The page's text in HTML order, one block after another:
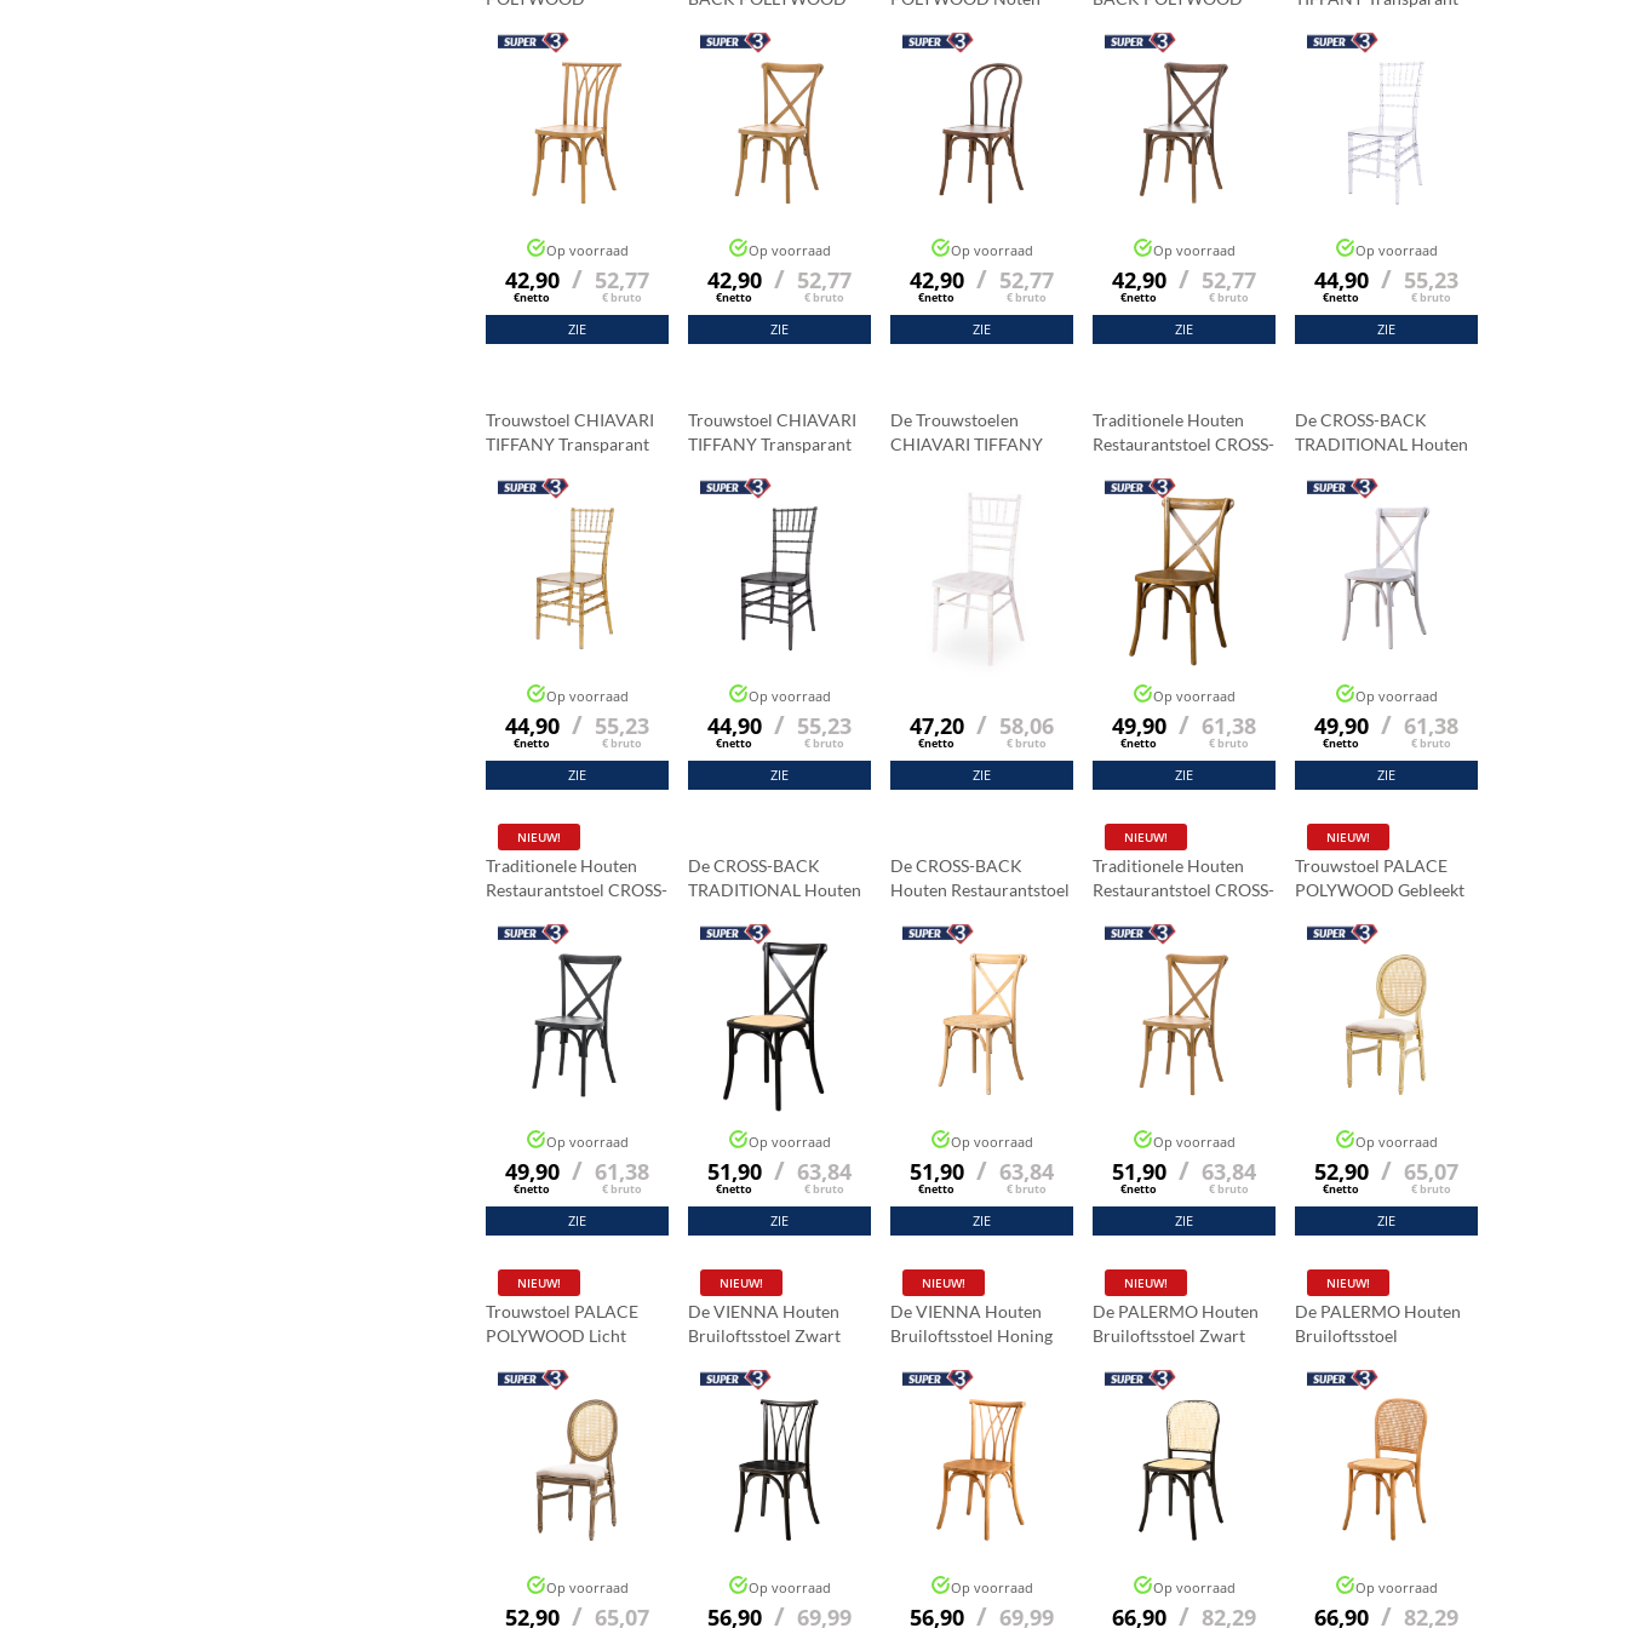
Op voorraad
42,90
€netto
/ 52,77
€ bruto
ZIE
Op voorraad
42,90
€netto
/ 52,77
€ bruto
ZIE
Op voorraad
42,90
€netto
/ 52,77
€ bruto
ZIE
Op voorraad
42,90
€netto
/ 52,77
€ bruto
ZIE
Op voorraad
44,90
€netto
/ 55,23
€ bruto
ZIE
Trouwstoel CHIAVARI
TIFFANY Transparant
Op voorraad
44,90
€netto
/ 55,23
€ bruto
ZIE
Trouwstoel CHIAVARI
TIFFANY Transparant
Op voorraad
44,90
€netto
/ 55,23
€ bruto
ZIE
De Trouwstoelen
CHIAVARI TIFFANY
47,20
€netto
/ 58,06
€ bruto
ZIE
Traditionele Houten
Restaurantstoel CROSS-
Op voorraad
49,90
€netto
/ 61,38
€ bruto
ZIE
De CROSS-BACK
TRADITIONAL Houten
Verouderd Wit
Op voorraad
49,90
€netto
/ 61,38
€ bruto
ZIE
Traditionele Houten
Restaurantstoel CROSS-
NIEUW!
Op voorraad
49,90
€netto
/ 61,38
€ bruto
ZIE
De CROSS-BACK
TRADITIONAL Houten
Op voorraad
51,90
€netto
/ 63,84
€ bruto
ZIE
De CROSS-BACK
Houten Restaurantstoel
Op voorraad
51,90
€netto
/ 63,84
€ bruto
ZIE
Traditionele Houten
Restaurantstoel CROSS-
Rustiek
NIEUW!
Op voorraad
51,90
€netto
/ 63,84
€ bruto
ZIE
Trouwstoel PALACE
POLYWOOD Gebleekt
NIEUW!
Op voorraad
52,90
€netto
/ 65,07
€ bruto
ZIE
Trouwstoel PALACE
POLYWOOD Licht
NIEUW!
Op voorraad
52,90 / 65,07
De VIENNA Houten
Bruiloftsstoel Zwart
NIEUW!
Op voorraad
56,90 / 69,99
De VIENNA Houten
Bruiloftsstoel Honing
NIEUW!
Op voorraad
56,90 / 69,99
De PALERMO Houten
Bruiloftsstoel Zwart
NIEUW!
Op voorraad
66,90 / 82,29
De PALERMO Houten
Bruiloftsstoel
NIEUW!
Op voorraad
66,90 / 82,29